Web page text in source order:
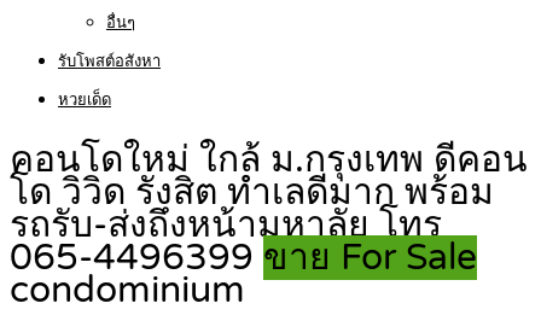
อื่นๆ
รับโพสต์อสังหา
หวยเด็ด
คอนโดใหม่ ใกล้ ม.กรุงเทพ ดีคอน
โด วิวิด รังสิต ทำเลดีมาก พร้อม
รถรับ-ส่งถึงหน้ามหาลัย โทร
065-4496399 ขาย For Sale
condominium